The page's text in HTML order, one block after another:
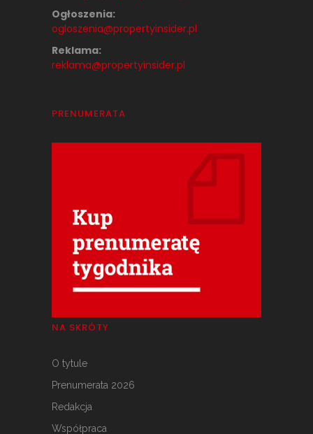
Ogłoszenia:
ogloszenia@propertyinsider.pl
Reklama:
reklama@propertyinsider.pl
PRENUMERATA
NA SKRÓTY
O tytule
Prenumerata 2026
Redakcja
Współpraca